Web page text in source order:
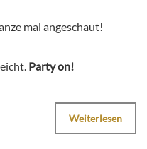
mal angeschaut!
Party on!
Weiterlesen